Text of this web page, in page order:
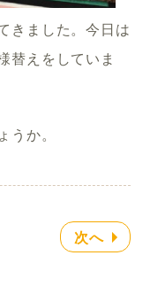
きました。今日は
替えをしていま
うか。
次へ